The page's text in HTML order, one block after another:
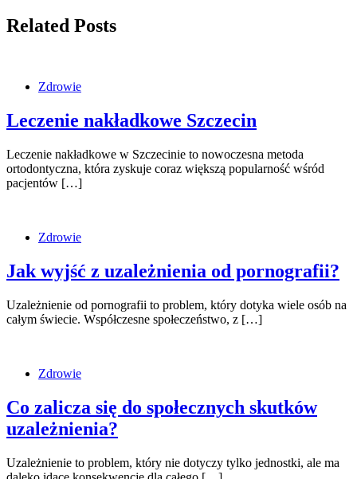
Related Posts
Zdrowie
Leczenie nakładkowe Szczecin
Leczenie nakładkowe w Szczecinie to nowoczesna metoda
ortodontyczna, która zyskuje coraz większą popularność wśród
pacjentów […]
Zdrowie
Jak wyjść z uzależnienia od pornografii?
Uzależnienie od pornografii to problem, który dotyka wiele osób na
całym świecie. Współczesne społeczeństwo, z […]
Zdrowie
Co zalicza się do społecznych skutków
uzależnienia?
Uzależnienie to problem, który nie dotyczy tylko jednostki, ale ma